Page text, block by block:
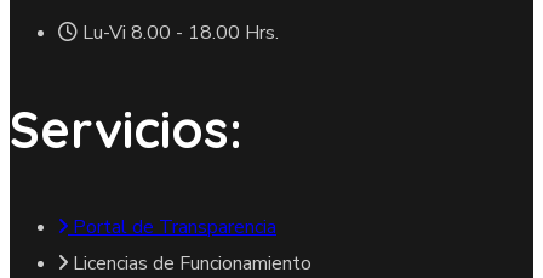
Lu-Vi 8.00 - 18.00 Hrs.
Servicios:
Portal de Transparencia
Licencias de Funcionamiento